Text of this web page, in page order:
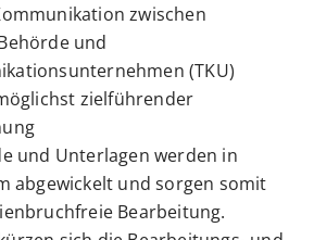
zwischen
und
(TKU)
zielführender
und Unterlagen werden in
abgewickelt und sorgen somit
Bearbeitung.